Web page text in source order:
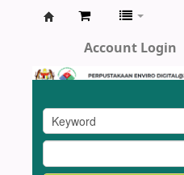
Library
Account Login